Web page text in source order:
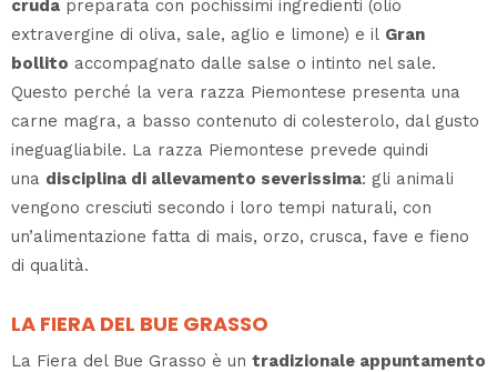
cruda preparata con pochissimi ingredienti (olio
extravergine di oliva, sale, aglio e limone) e il Gran
bollito accompagnato dalle salse o intinto nel sale.
Questo perché la vera razza Piemontese presenta una
carne magra, a basso contenuto di colesterolo, dal gusto
ineguagliabile. La razza Piemontese prevede quindi
una disciplina di allevamento severissima: gli animali
vengono cresciuti secondo i loro tempi naturali, con
un’alimentazione fatta di mais, orzo, crusca, fave e fieno
di qualità.
LA FIERA DEL BUE GRASSO
La Fiera del Bue Grasso è un tradizionale appuntamento